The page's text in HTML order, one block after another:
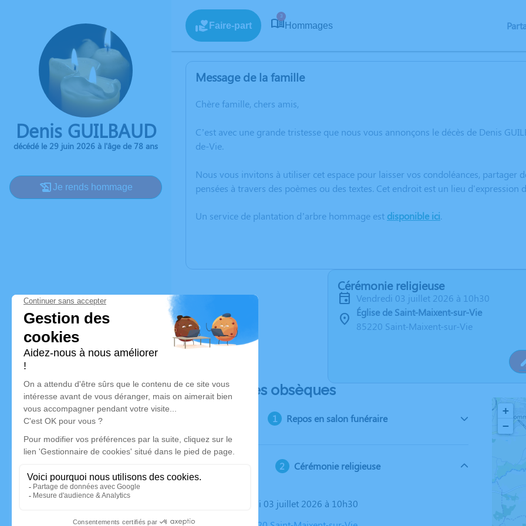
Denis GUILBAUD
décédé le 29 juin 2026 à l'âge de 78 ans
Je rends hommage
Faire-part
3
Hommages
Message de la famille
Chère famille, chers amis,
C’est avec une grande tristesse que nous vous annonçons le décès de Denis
de-Vie.
Nous vous invitons à utiliser cet espace pour laisser vos condoléances, partager
pensées à travers des poèmes ou des textes. Cet endroit est un lieu d'expression
Un service de plantation d’arbre hommage est disponible ici.
Cérémonie religieuse
vendredi 03 juillet 2026 à 10h30
Église de Saint-Maixent-sur-Vie
85220 Saint-Maixent-sur-Vie
Déroulé des obsèques
Repos en salon funéraire
Cérémonie religieuse
Le vendredi 03 juillet 2026 à 10h30
+
−